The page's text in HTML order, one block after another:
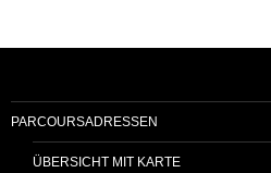
PARCOURSADRESSEN
ÜBERSICHT MIT KARTE